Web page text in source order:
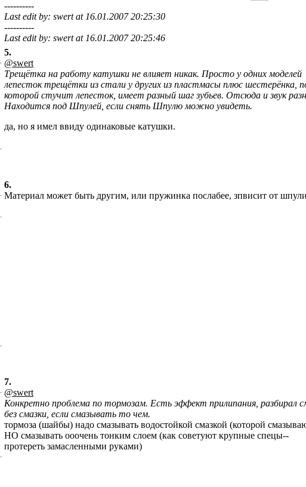
----------
Last edit by: swert at 16.01.2007 20:25:30
----------
Last edit by: swert at 16.01.2007 20:25:46
5.
@swert
Трещётка на работу катушки не влияет никак. Просто у одних моделей
лепесток трещётки из стали у других из пластмасы плюс шестерёнка,
которой стучит лепесток, имеет разный шаг зубьев. Отсюда и звук
Находится под Шпулей, если снять Шпулю можно увидеть.
да, но я имел ввиду одинаковые катушки.
6.
Материал может быть другим, или пружинка послабее, зпвисит от
7.
@swert
Конкретно проблема по тормозам. Есть эффект прилипания, разбирал
без смазки, если смазывать то чем.
тормоза (шайбы) надо смазывать водостойкой смазкой (которой
НО смазывать ооочень тонким слоем (как советуют крупные спецы--
протереть замасленными руками)